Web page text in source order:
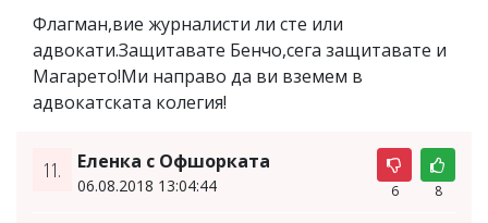
Флагман,вие журналисти ли сте или
адвокати.Защитавате Бенчо,сега защитавате и
Магарето!Ми направо да ви вземем в
адвокатската колегия!
11. Еленка с Офшорката
06.08.2018 13:04:44 6 8